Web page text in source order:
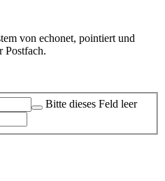
von echonet, pointiert und
Postfach.
Bitte dieses Feld leer